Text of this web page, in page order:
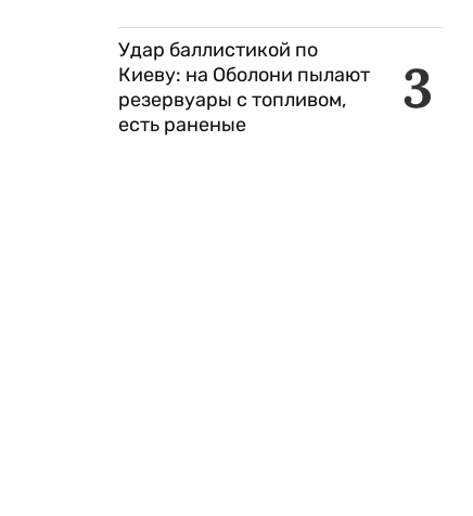
3
Удар баллистикой по
Киеву: на Оболони пылают
резервуары с топливом,
есть раненые